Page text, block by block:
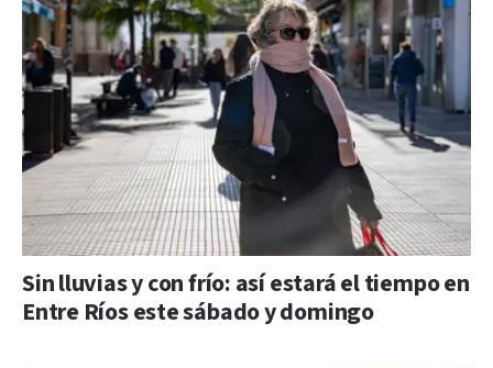
Sin lluvias y con frío: así estará el tiempo en
Entre Ríos este sábado y domingo